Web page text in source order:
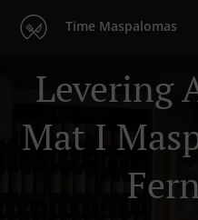
Time Maspalomas
Levering
Mat I